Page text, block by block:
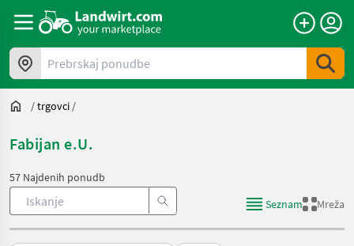
Prebrskaj ponudbe
/trgovci /
Fabijan e.U.
57 Najdenih ponudb
Seznam
Mreža